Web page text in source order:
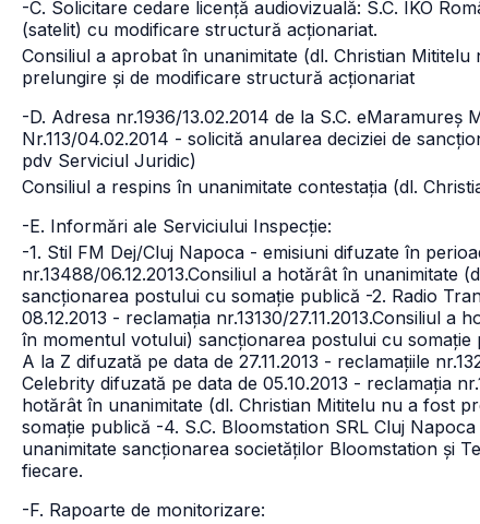
-C. Solicitare cedare licență audiovizuală: S.C. IKO
(satelit) cu modificare structură acționariat.
Consiliul a aprobat în unanimitate (dl. Christian
prelungire și de modificare structură acționariat
-D. Adresa nr.1936/13.02.2014 de la S.C.
Nr.113/04.02.2014 - solicită anularea deciziei de
pdv Serviciul Juridic)
Consiliul a respins în unanimitate contestația (dl.
-E. Informări ale Serviciului Inspecție:
-1. Stil FM Dej/Cluj Napoca - emisiuni difuzate în
nr.13488/06.12.2013.Consiliul a hotărât în unanimitate
sancționarea postului cu somație publică -2. Radio
08.12.2013 - reclamația nr.13130/27.11.2013.Consiliul a
în momentul votului) sancționarea postului cu somație
A la Z difuzată pe data de 27.11.2013 - reclamațiile
Celebrity difuzată pe data de 05.10.2013 - reclamația
hotărât în unanimitate (dl. Christian Mititelu nu a fost
somație publică -4. S.C. Bloomstation SRL Cluj
unanimitate sancționarea societăților Bloomstation și
fiecare.
-F. Rapoarte de monitorizare: